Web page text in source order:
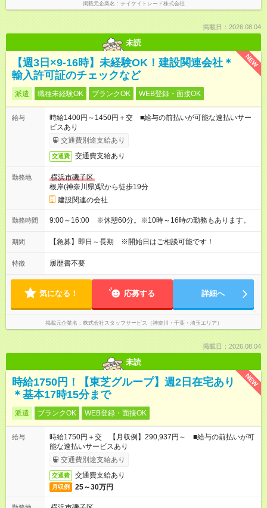
掲載元企業名 テイケイトレード株式会社
掲載日：2026.08.04
未読
NEW
【週3日×9-16時】未経験OK！建設関連会社＊
輸入許可証のチェックなど
派遣 職種未経験OK ブランクOK WEB登録・面接OK
給与
時給1400円～1450円＋交 ■給与の前払いが可能な速払いサー
ビスあり
交通費別途支給あり
交通費 交通費支給あり
勤務地
横浜市磯子区
根岸(神奈川県)駅から徒歩19分
建設関連の会社
勤務時間 9:00～16:00 ※休憩60分。※10時～16時の勤務もあります。
期間 【急募】即日～長期 ※開始日はご相談可能です！
特徴 履歴書不要
気になる！ 応募する 詳細へ
掲載元企業名 株式会社スタッフサービス（神奈川・千葉・埼玉エリア）
掲載日：2026.08.04
未読
NEW
時給1750円！【東芝グループ】週2日在宅あり
＊基本17時15分まで
派遣 ブランクOK WEB登録・面接OK
給与
時給1750円＋交 【月収例】290,937円～ ■給与の前払いが可
能な速払いサービスあり
交通費別途支給あり
交通費 交通費支給あり
月収例 25～30万円